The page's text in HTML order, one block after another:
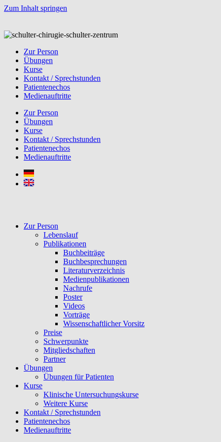
Zum Inhalt springen
Zur Person
Übungen
Kurse
Kontakt / Sprechstunden
Patientenechos
Medienauftritte
Zur Person
Übungen
Kurse
Kontakt / Sprechstunden
Patientenechos
Medienauftritte
Zur Person
Lebenslauf
Publikationen
Buchbeiträge
Buchbesprechungen
Literaturverzeichnis
Medienpublikationen
Nachrufe
Poster
Videos
Vorträge
Wissenschaftlicher Vorsitz
Preise
Schwerpunkte
Mitgliedschaften
Partner
Übungen
Übungen für Patienten
Kurse
Klinische Untersuchungskurse
Weitere Kurse
Kontakt / Sprechstunden
Patientenechos
Medienauftritte